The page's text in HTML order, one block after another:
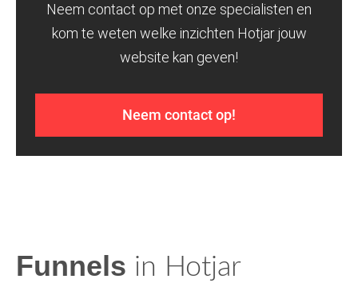
Neem contact op met onze specialisten en
kom te weten welke inzichten Hotjar jouw
website kan geven!
Neem contact op!
Funnels in Hotjar